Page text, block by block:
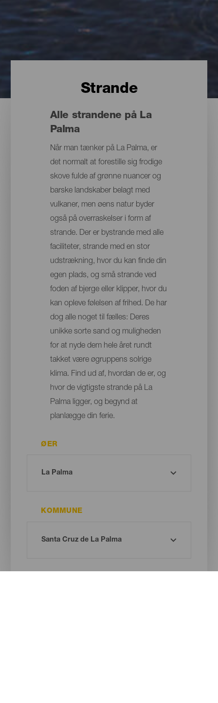
Strande
Alle strandene på La
Palma
Når man tænker på La Palma, er
det normalt at forestille sig frodige
skove fulde af grønne nuancer og
barske landskaber belagt med
vulkaner, men øens natur byder
også på overraskelser i form af
strande. Der er bystrande med alle
faciliteter, strande med en stor
udstrækning, hvor du kan finde din
egen plads, og små strande ved
foden af bjerge eller klipper, hvor du
kan opleve følelsen af frihed. De har
dog alle noget til fælles: Deres
unikke sorte sand og muligheden
for at nyde dem hele året rundt
takket være øgruppens solrige
klima. Find ud af, hvordan de er, og
hvor de vigtigste strande på La
Palma ligger, og begynd at
planlægge din ferie.
ØER
KOMMUNE